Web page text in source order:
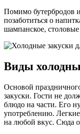
Помимо бутербродов
позаботиться о
шампанское,
Виды
Основой
закуски. Гости не
блюдо на части. Его
употреблению.
на любой вкус. Сюда